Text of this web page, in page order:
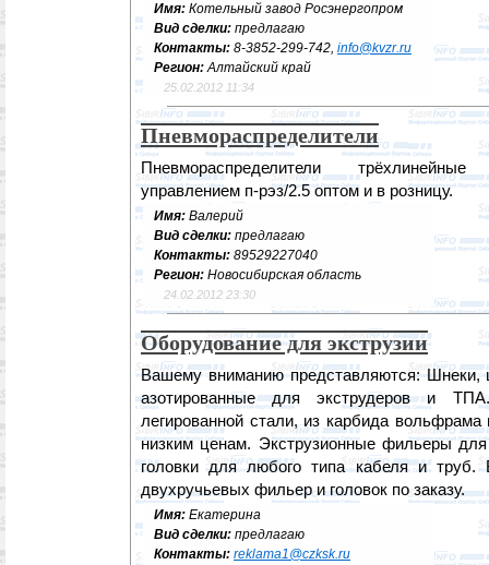
Имя: Котельный завод Росэнергопром
Вид сделки: предлагаю
Контакты: 8-3852-299-742, info@kvzr.ru
Регион:Алтайский край
25.02.2012 11:34
Пневмораспределители
Пневмораспределители
управлением п-рэз/2.5 оптом и в розницу.
Имя: Валерий
Вид сделки: предлагаю
Контакты: 89529227040
Регион: Новосибирская область
24.02.2012 23:30
Оборудование для экструзии
Вашему вниманию представляются:
азотированные для экструдеров и
легированной стали, из карбида
низким ценам. Экструзионные фильеры
головки для любого типа кабеля и труб.
двухручьевых фильер и головок по заказу.
Имя: Екатерина
Вид сделки: предлагаю
Контакты: reklama1@czksk.ru